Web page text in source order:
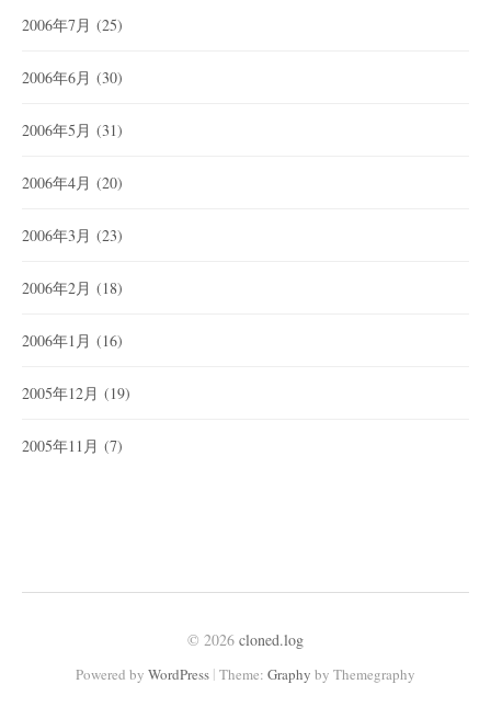
2006年7月 (25)
2006年6月 (30)
2006年5月 (31)
2006年4月 (20)
2006年3月 (23)
2006年2月 (18)
2006年1月 (16)
2005年12月 (19)
2005年11月 (7)
© 2026 cloned.log
Powered by WordPress | Theme: Graphy by Themegraphy